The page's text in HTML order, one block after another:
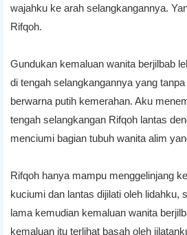
wajahku ke arah selangkangannya.
Rifqoh.
Gundukan kemaluan wanita berjilbab
di tengah selangkangannya yang
berwarna putih kemerahan. Aku
tengah selangkangan Rifqoh lantas
menciumi bagian tubuh wanita alim
Rifqoh hanya mampu menggelinjang
kuciumi dan lantas dijilati oleh lidahku,
lama kemudian kemaluan wanita
kemaluan itu terlihat basah oleh